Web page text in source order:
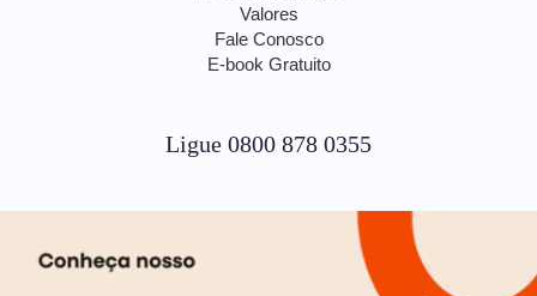
Valores
Fale Conosco
E-book Gratuito
Ligue 0800 878 0355